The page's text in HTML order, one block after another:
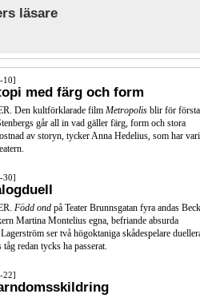
läsare
10]
med färg och form
Den kultförklarade film Metropolis blir för första
går all in vad gäller färg, form och stora
av storyn, tycker Anna Hedelius, som har
30]
Född ond på Teater Brunnsgatan fyra andas
Martina Montelius egna, befriande absurda
ser två högoktaniga skådespelare
redan tycks ha passerat.
22]